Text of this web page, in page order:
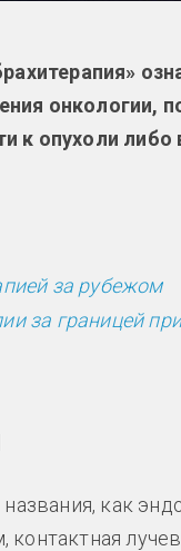
онкологии,
к опухоли либо
за рубежом
за границей
названия, как